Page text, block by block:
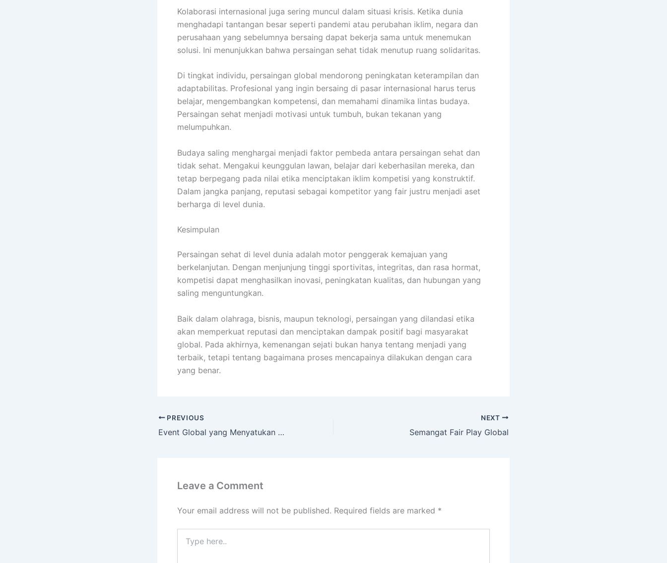
Kolaborasi internasional juga sering muncul dalam situasi krisis. Ketika dunia
menghadapi tantangan besar seperti pandemi atau perubahan iklim, negara dan
perusahaan yang sebelumnya bersaing dapat bekerja sama untuk menemukan
solusi. Ini menunjukkan bahwa persaingan sehat tidak menutup ruang solidaritas.
Di tingkat individu, persaingan global mendorong peningkatan keterampilan dan
adaptabilitas. Profesional yang ingin bersaing di pasar internasional harus terus
belajar, mengembangkan kompetensi, dan memahami dinamika lintas budaya.
Persaingan sehat menjadi motivasi untuk tumbuh, bukan tekanan yang
melumpuhkan.
Budaya saling menghargai menjadi faktor pembeda antara persaingan sehat dan
tidak sehat. Mengakui keunggulan lawan, belajar dari keberhasilan mereka, dan
tetap berpegang pada nilai etika menciptakan iklim kompetisi yang konstruktif.
Dalam jangka panjang, reputasi sebagai kompetitor yang fair justru menjadi aset
berharga di level dunia.
Kesimpulan
Persaingan sehat di level dunia adalah motor penggerak kemajuan yang
berkelanjutan. Dengan menjunjung tinggi sportivitas, integritas, dan rasa hormat,
kompetisi dapat menghasilkan inovasi, peningkatan kualitas, dan hubungan yang
saling menguntungkan.
Baik dalam olahraga, bisnis, maupun teknologi, persaingan yang dilandasi etika
akan memperkuat reputasi dan menciptakan dampak positif bagi masyarakat
global. Pada akhirnya, kemenangan sejati bukan hanya tentang menjadi yang
terbaik, tetapi tentang bagaimana proses mencapainya dilakukan dengan cara
yang benar.
PREVIOUS
Event Global yang Menyatukan Antarbangsa
NEXT
Semangat Fair Play Global
Leave a Comment
Your email address will not be published. Required fields are marked *
here..